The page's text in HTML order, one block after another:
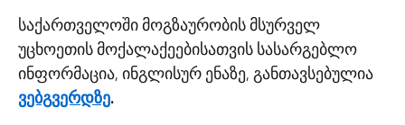
საქართველოში მოგზაურობის მსურველ
უცხოეთის მოქალაქეებისათვის სასარგებლო
ინფორმაცია, ინგლისურ ენაზე, განთავსებულია
ვებგვერდზე.